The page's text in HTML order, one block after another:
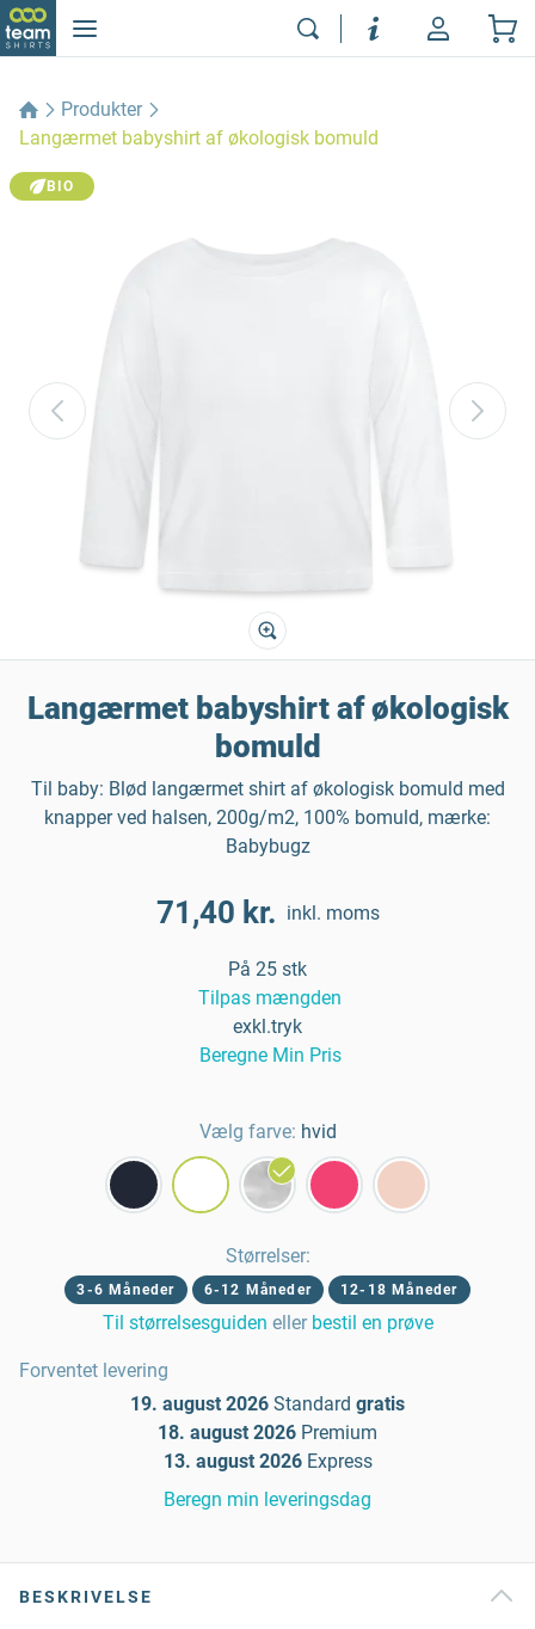
Produkter
Langærmet babyshirt af økologisk bomuld
BIO
Langærmet babyshirt af økologisk
bomuld
Til baby: Blød langærmet shirt af økologisk bomuld med
knapper ved halsen, 200g/m2, 100% bomuld, mærke:
Babybugz
71,40 kr. inkl. moms
På 25 stk
Tilpas mængden
exkl.tryk
Beregne Min Pris
Vælg farve: hvid
Størrelser:
3-6 Måneder 6-12 Måneder 12-18 Måneder
Til størrelsesguiden eller bestil en prøve
Forventet levering
19. august 2026 Standard gratis
18. august 2026 Premium
13. august 2026 Express
Beregn min leveringsdag
BESKRIVELSE